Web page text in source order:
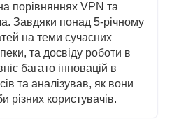
порівняннях VPN та
Завдяки понад 5-річному
на теми сучасних
та досвіду роботи в
багато інновацій в
та аналізував, як вони
різних користувачів.